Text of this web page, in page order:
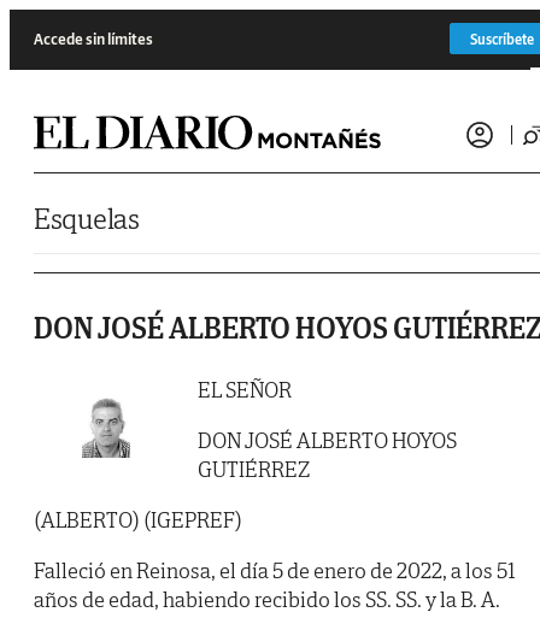
Accede sin límites Suscríbete
Esquelas
DON JOSÉ ALBERTO HOYOS
EL SEÑOR
DON JOSÉ ALBERTO HOYOS
GUTIÉRREZ
(ALBERTO) (IGEPREF)
Falleció en Reinosa, el día 5 de enero de 2022, a los 51
años de edad, habiendo recibido los SS. SS. y la B. A.